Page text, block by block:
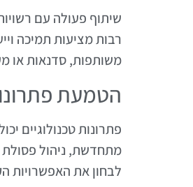
שיתוף פעולה עם
רבות מציעות תמיכה
משותפות, סדנאות או
הטמעת
פתרונות טכנולוגיים
מתחדשת, ניהול פסולת
לבחון את האפשרויות